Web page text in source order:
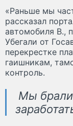
«Раньше мы
рассказал
автомобиля В.,
Убегали от
перекрестке
гаишникам,
контроль.
Мы брали